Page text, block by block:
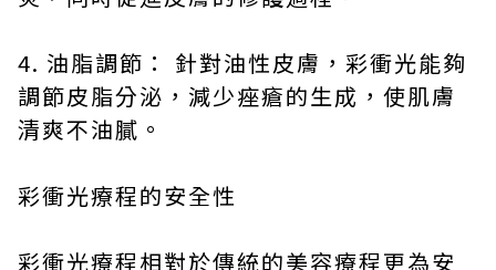
4. 油脂調節： 針對油性皮膚，彩衝光能夠
調節皮脂分泌，減少痤瘡的生成，使肌膚
清爽不油膩。
彩衝光療程的安全性
彩衝光療程相對於傳統的美容療程更為安